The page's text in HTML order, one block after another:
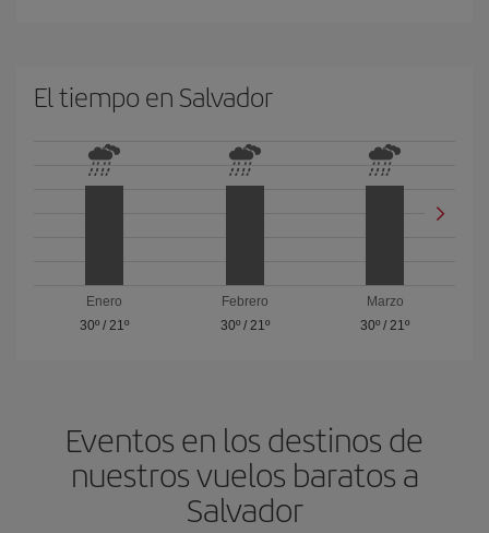
El tiempo en Salvador
Enero
30º/ 21º
Febrero
30º/ 21º
Marzo
30º /21º
Eventos en los destinos de
nuestros vuelos baratos a
Salvador